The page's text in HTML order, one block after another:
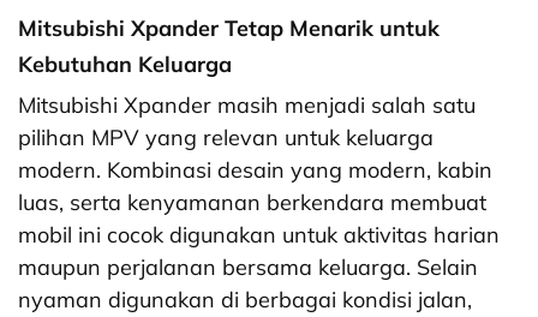
Mitsubishi Xpander Tetap Menarik untuk
Kebutuhan Keluarga
Mitsubishi Xpander masih menjadi salah satu
pilihan MPV yang relevan untuk keluarga
modern. Kombinasi desain yang modern, kabin
luas, serta kenyamanan berkendara membuat
mobil ini cocok digunakan untuk aktivitas harian
maupun perjalanan bersama keluarga. Selain
nyaman digunakan di berbagai kondisi jalan,